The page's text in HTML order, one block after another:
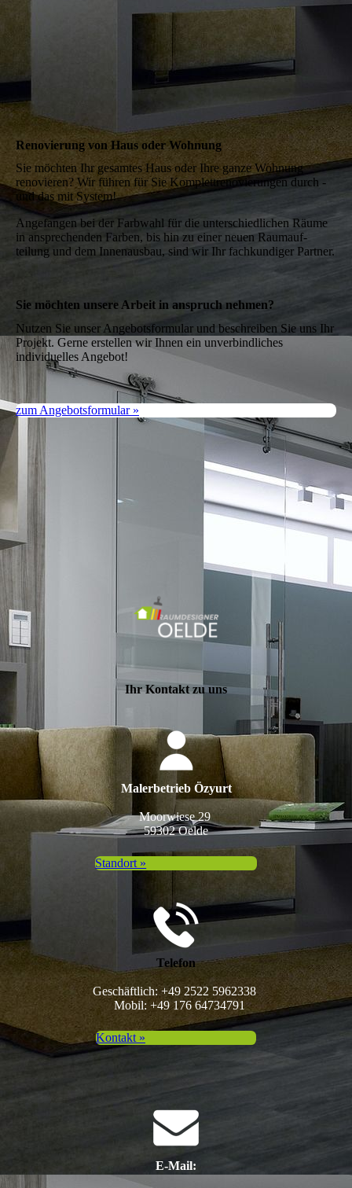
Renovierung von Haus oder Wohnung
Sie möchten Ihr gesamtes Haus oder Ihre ganze Wohnung
renovieren? Wir führen für Sie Kom­plett­renovi­erungen durch -
und das mit System!
Angefangen bei der Farb­wahl für die unter­schied­lichen Räume
in an­sprechenden Farben, bis hin zu einer neuen Raum­auf­
teilung und dem Innen­aus­bau, sind wir Ihr fach­kundiger Partner.
Sie möchten unsere Arbeit in anspruch nehmen?
Nutzen Sie unser Angebotsformular und beschreiben Sie uns Ihr
Projekt. Gerne erstellen wir Ihnen ein unverbindliches
individuelles Angebot!
zum Angebotsformular »
Ihr Kontakt zu uns
Malerbetrieb Özyurt
Moorwiese 29
59302 Oelde
Standort »
Telefon
Geschäftlich: +49 2522 5962338
Mobil: +49 176 64734791
Kontakt »
E-Mail: